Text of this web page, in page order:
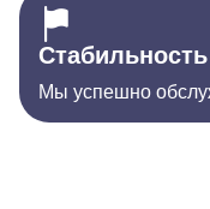
Стабильность
Мы успешно